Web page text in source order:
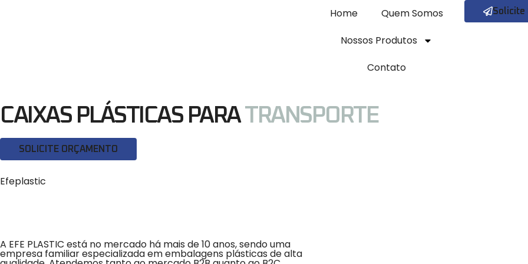
Home
Quem Somos
Nossos Produtos
Contato
Solicite
CAIXAS PLÁSTICAS PARA TRANSPORTE
SOLICITE ORÇAMENTO
Efeplastic
A EFE PLASTIC está no mercado há mais de 10 anos, sendo uma
empresa familiar especializada em embalagens plásticas de alta